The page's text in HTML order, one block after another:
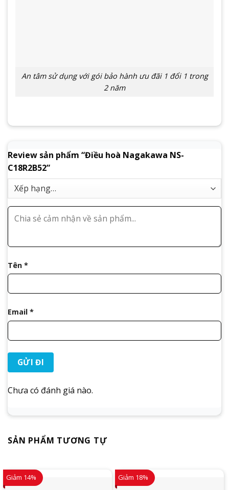
An tâm sử dụng với gói bảo hành ưu đãi 1 đổi 1 trong
2 năm
Review sản phẩm “Điều hoà Nagakawa NS-
C18R2B52”
Tên *
Email *
Chưa có đánh giá nào.
SẢN PHẨM TƯƠNG TỰ
Giảm 14% Giảm 18%